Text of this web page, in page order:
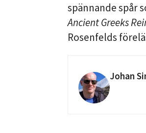
spännande spår
Ancient Greeks
Rosenfelds
Johan